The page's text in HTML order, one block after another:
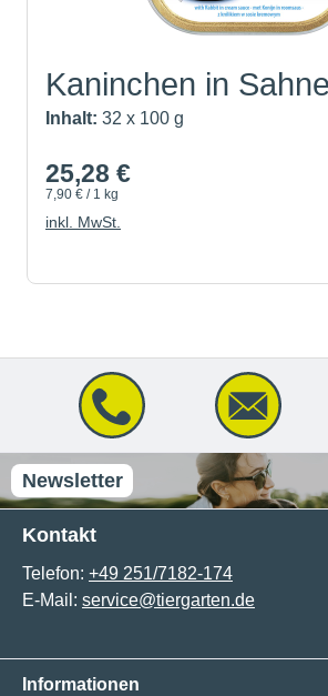
Kaninchen in
Inhalt: 32 x 100 g
25,28 €
7,90 € / 1 kg
inkl. MwSt.
Newsletter
Kontakt
Telefon: +49 251/7182-174
E-Mail: service@tiergarten.de
Informationen